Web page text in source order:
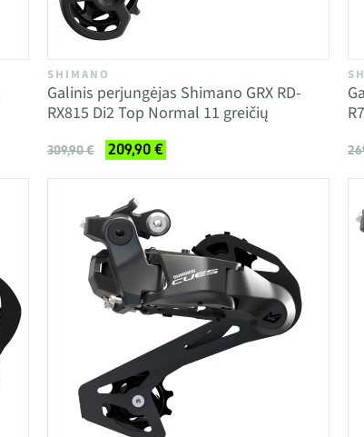
SHIMANO
Galinis perjungėjas Shimano GRX RD-
RX815 Di2 Top Normal 11 greičių
309,90 € 209,90 €